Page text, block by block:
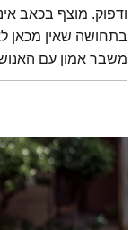
ודפוק. מוצף בכאב
בתחושה שאין מכאן
משבר אמון עם